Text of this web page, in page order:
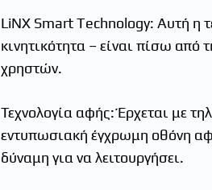
LiNX Smart Technology: Αυτή η
κινητικότητα – είναι πίσω από
χρηστών.
Τεχνολογία αφής: Έρχεται με
εντυπωσιακή έγχρωμη οθόνη
δύναμη για να λειτουργήσει.